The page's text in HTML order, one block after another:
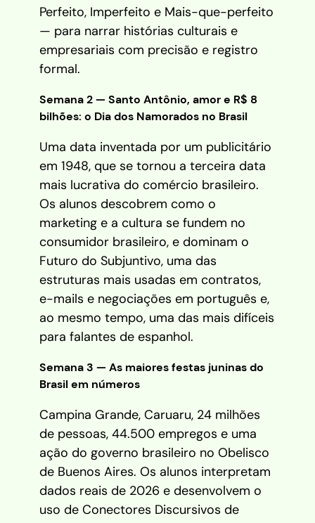
Perfeito, Imperfeito e Mais-que-perfeito
— para narrar histórias culturais e
empresariais com precisão e registro
formal.
Semana 2 — Santo Antônio, amor e R$ 8
bilhões: o Dia dos Namorados no Brasil
Uma data inventada por um publicitário
em 1948, que se tornou a terceira data
mais lucrativa do comércio brasileiro.
Os alunos descobrem como o
marketing e a cultura se fundem no
consumidor brasileiro, e dominam o
Futuro do Subjuntivo, uma das
estruturas mais usadas em contratos,
e-mails e negociações em português e,
ao mesmo tempo, uma das mais difíceis
para falantes de espanhol.
Semana 3 — As maiores festas juninas do
Brasil em números
Campina Grande, Caruaru, 24 milhões
de pessoas, 44.500 empregos e uma
ação do governo brasileiro no Obelisco
de Buenos Aires. Os alunos interpretam
dados reais de 2026 e desenvolvem o
uso de Conectores Discursivos de